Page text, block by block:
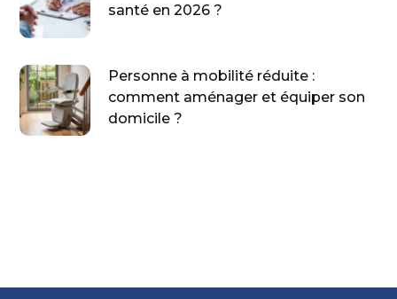
santé en 2026 ?
Personne à mobilité réduite :
comment aménager et équiper son
domicile ?